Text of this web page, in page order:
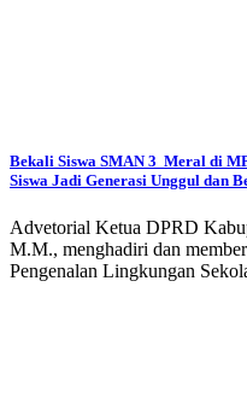
Bekali Siswa SMAN 3 Meral di
Siswa Jadi Generasi Unggul dan
Advetorial Ketua DPRD
M.M., menghadiri dan
Pengenalan Lingkungan